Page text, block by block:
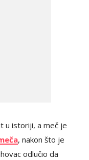
u istoriji, a meč je
, nakon što je
odlučio da